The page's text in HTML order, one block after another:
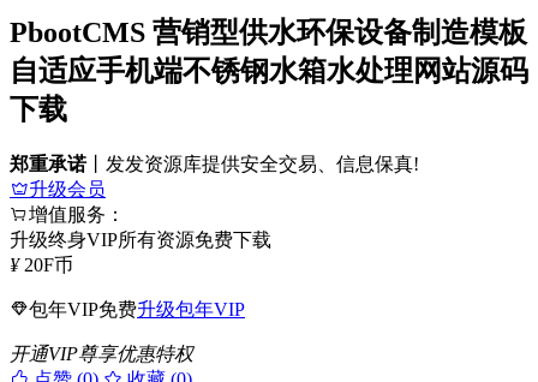
PbootCMS 营销型供水环保设备制造模板
自适应手机端不锈钢水箱水处理网站源码
下载
郑重承诺丨发发资源库提供安全交易、信息保真!
升级会员
增值服务：
升级终身VIP所有资源免费下载
¥ 20F币
包年VIP免费升级包年VIP
开通VIP尊享优惠特权